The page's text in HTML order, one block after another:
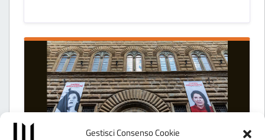
Gestisci Consenso Cookie